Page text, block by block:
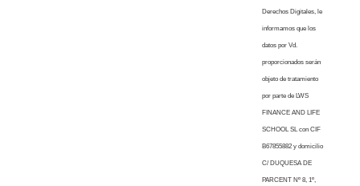
Derechos Digitales, le
informamos que los
datos por Vd.
proporcionados serán
objeto de tratamiento
por parte de LWS
FINANCE AND LIFE
SCHOOL SL con CIF
B67855882 y domicilio
C/ DUQUESA DE
PARCENT Nº 8, 1º,